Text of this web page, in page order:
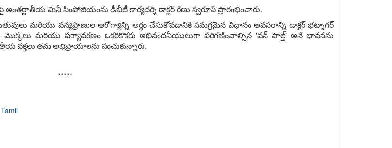
మినీ సింపోజియంను డీబీటీ కార్యదర్శి డాక్టర్ రేణు స్వరూప్ ప్రారంభించారు.
మరియు వన్యప్రాణుల ఆరోగ్యాన్ని అర్థం చేసుకోవడానికి సమగ్రమైన విధానం అవసరాన్ని డాక్టర్ భట్నాగర్
మరియు పర్యావరణం ఒకరికొకరు అభినందనీయులుగా పరిగణించాల్సిన 'వన్ హెల్త్' అనే భావనను
వక్తలు తమ అభిప్రాయాలను పంచుకున్నారు.
*****
Tamil